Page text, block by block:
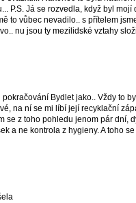
P.S. Já se rozvedla, když byl
to vůbec nevadilo.. s přítelem
nu jsou ty mezilidské vztahy
Bydlet jako.. Vždy to
na ní se mi líbí její recyklační
se z toho pohledu jenom pár dní,
a ne kontrola z hygieny. A toho